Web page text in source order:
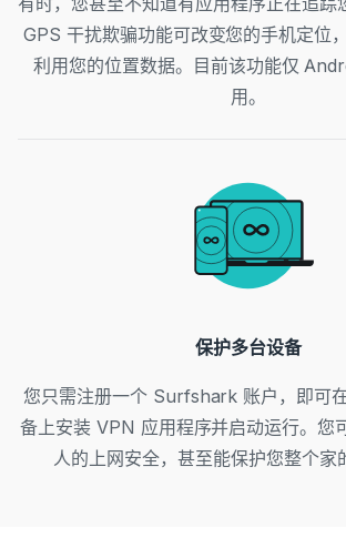
GPS 干扰欺骗功能可改变您的手机定位
利用您的位置数据。目前该功能仅
用。
保护多台设备
您只需注册一个 Surfshark 账户，即可
备上安装 VPN 应用程序并启动运行。您
人的上网安全，甚至能保护您整个家